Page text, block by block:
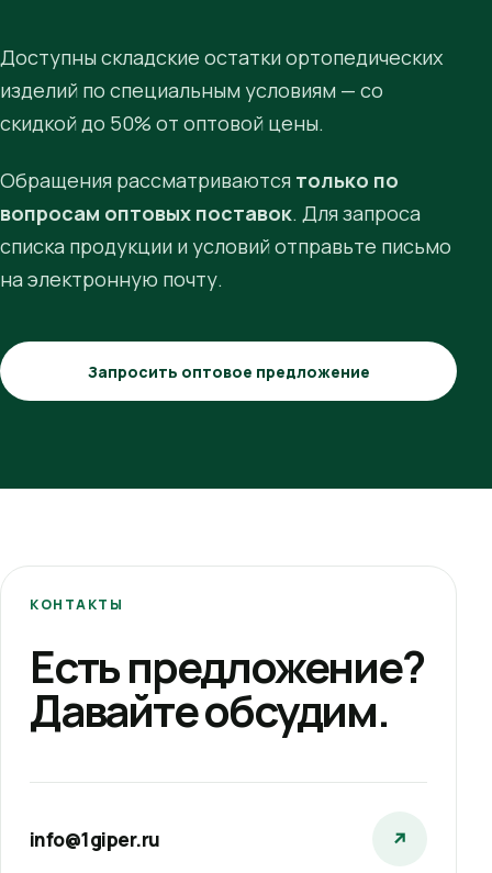
Доступны складские остатки ортопедических
изделий по специальным условиям — со
скидкой до 50% от оптовой цены.
Обращения рассматриваются только по
вопросам оптовых поставок. Для запроса
списка продукции и условий отправьте письмо
на электронную почту.
Запросить оптовое предложение
КОНТАКТЫ
Есть предложение?
Давайте обсудим.
info@1giper.ru ↗